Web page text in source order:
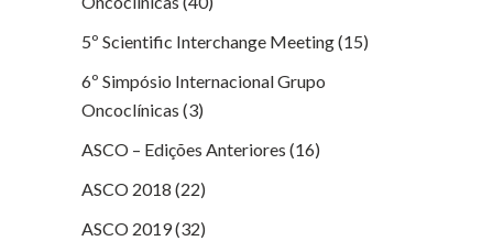
5º Scientific Interchange Meeting(15)
6º Simpósio Internacional Grupo
Oncoclínicas (3)
ASCO – Edições Anteriores (16)
ASCO 2018 (22)
ASCO 2019(32)